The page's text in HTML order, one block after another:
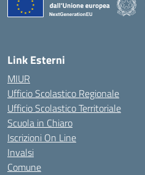
Link Esterni
MIUR
Ufficio Scolastico Regionale
Ufficio Scolastico Territoriale
Scuola in Chiaro
Iscrizioni On Line
Invalsi
Comune